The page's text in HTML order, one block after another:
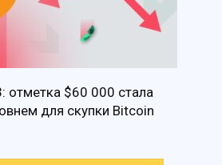
отметка $60 000 стала
для скупки Bitcoin